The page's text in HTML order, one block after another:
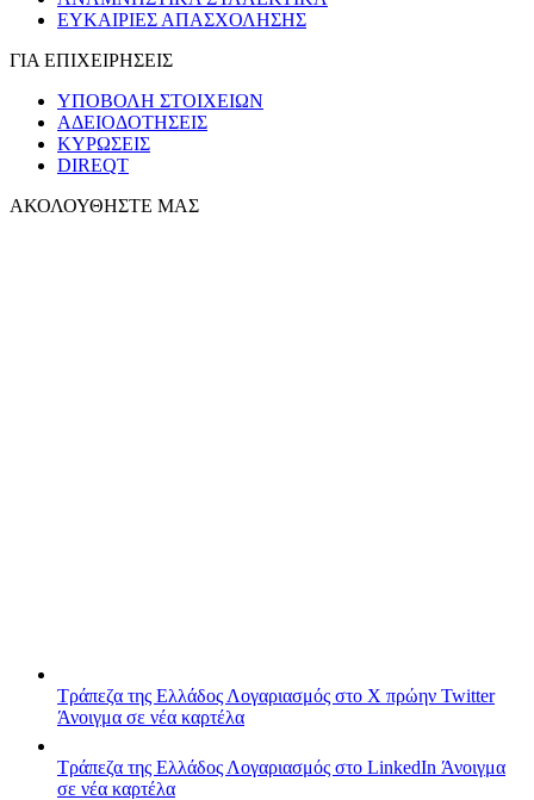
ΕΥΚΑΙΡΙΕΣ ΑΠΑΣΧΟΛΗΣΗΣ
ΓΙΑ ΕΠΙΧΕΙΡΗΣΕΙΣ
ΥΠΟΒΟΛΗ ΣΤΟΙΧΕΙΩΝ
ΑΔΕΙΟΔΟΤΗΣΕΙΣ
ΚΥΡΩΣΕΙΣ
DIREQT
ΑΚΟΛΟΥΘΗΣΤΕ ΜΑΣ
Τράπεζα της Ελλάδος Λογαριασμός στο X πρώην Twitter
Άνοιγμα σε νέα καρτέλα
Τράπεζα της Ελλάδος Λογαριασμός στο LinkedIn Άνοιγμα
σε νέα καρτέλα